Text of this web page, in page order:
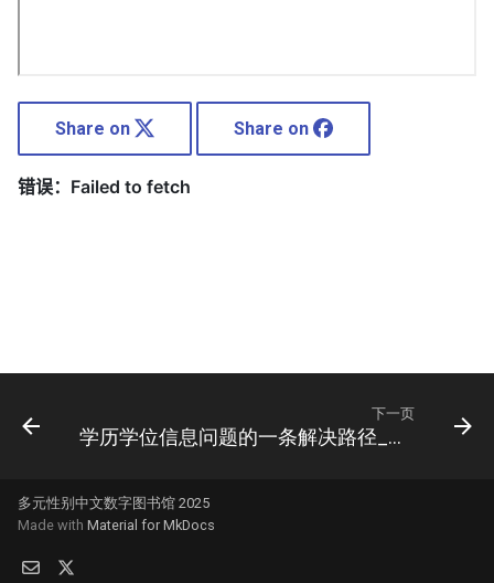
Share on Share on
下一页
学历学位信息问题的一条解决路径_补充说明
多元性别中文数字图书馆 2025
Made with Material for MkDocs